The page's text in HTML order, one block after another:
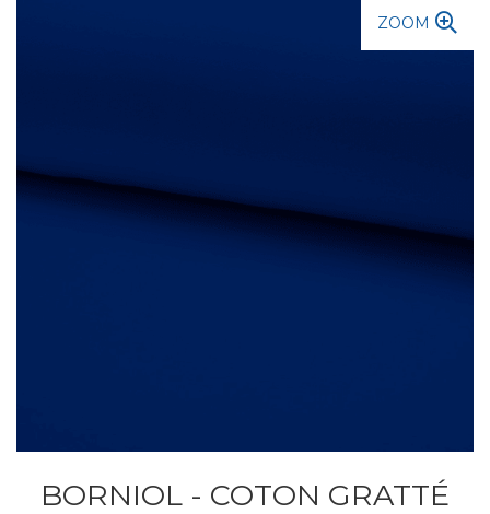
ZOOM
BORNIOL - COTON GRATTÉ